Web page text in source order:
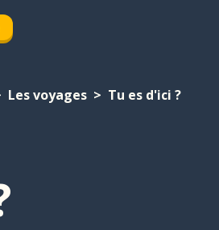
Les voyages Tu es d'ici ?